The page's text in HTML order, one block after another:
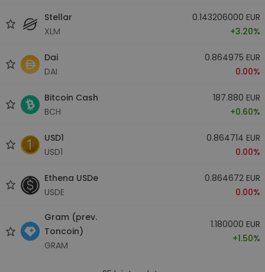
Stellar
XLM
0.143206000 EUR
+3.20%
Dai
DAI
0.864975 EUR
0.00%
Bitcoin Cash
BCH
187.880 EUR
+0.60%
USD1
USD1
0.864714 EUR
0.00%
Ethena USDe
USDE
0.864672 EUR
0.00%
Gram (prev.
Toncoin)
GRAM
1.180000 EUR
+1.50%